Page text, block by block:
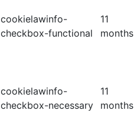
cookielawinfo-
checkbox-functional
11
months
cookielawinfo-
checkbox-necessary
11
months